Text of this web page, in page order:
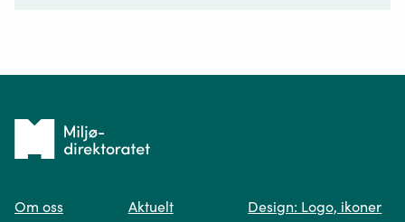
Tilbake
forsiden
Om oss Aktuelt Design: Logo, ikoner